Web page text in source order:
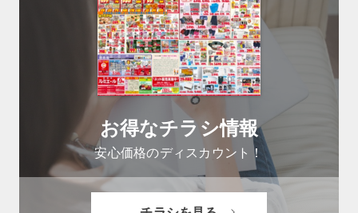
お得なチラシ情報
安心価格のディスカウント！